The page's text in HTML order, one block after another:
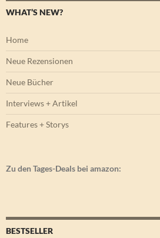
WHAT’S NEW?
Home
Neue Rezensionen
Neue Bücher
Interviews + Artikel
Features + Storys
Zu den Tages-Deals bei amazon:
BESTSELLER